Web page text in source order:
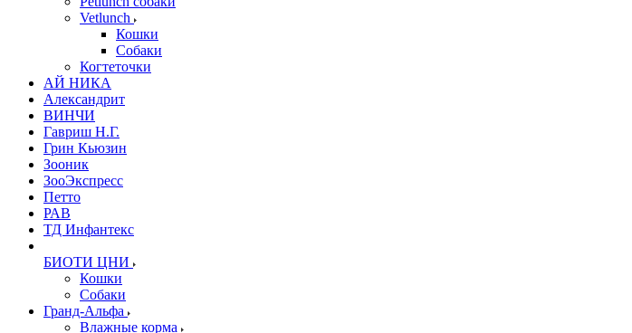
Vetlunch
Кошки
Собаки
Когтеточки
АЙ НИКА
Александрит
ВИНЧИ
Гавриш Н.Г.
Грин Кьюзин
Зооник
ЗооЭкспресс
Петто
РАВ
ТД Инфантекс
БИОТИ ЦНИ
Кошки
Собаки
Гранд-Альфа
Влажные корма